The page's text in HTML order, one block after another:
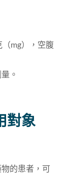
（mg） ， 空腹
。
對象
的患者，可